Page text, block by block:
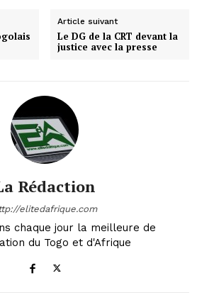
Article suivant
Le DG de la CRT devant la
justice avec la presse
Rédaction
elitedafrique.com
chaque jour la meilleure de
du Togo et d'Afrique